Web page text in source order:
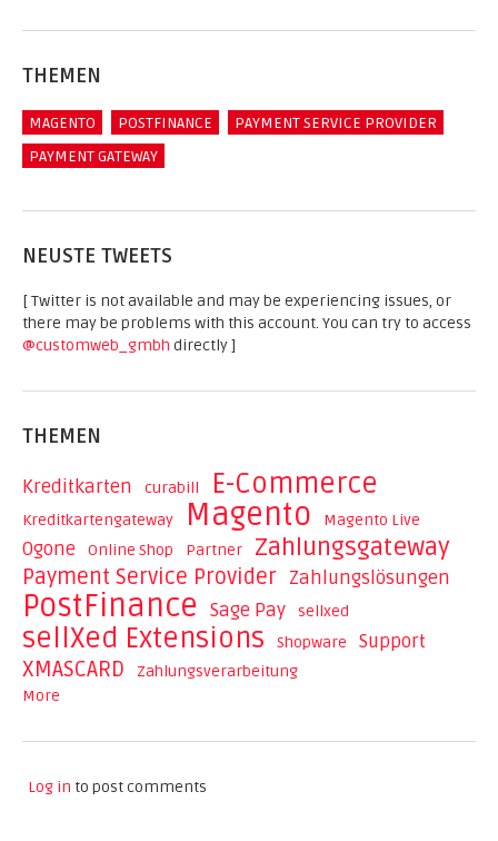
THEMEN
MAGENTO POSTFINANCE
PAYMENT SERVICE PROVIDER
PAYMENT GATEWAY
NEUSTE TWEETS
[ Twitter is not available and may be experiencing issues, or
there may be problems with this account. You can try to access
@customweb_gmbh directly ]
THEMEN
Kreditkarten curabill E-Commerce
Kreditkartengateway Magento Magento Live
Ogone Online Shop Partner Zahlungsgateway
Payment Service Provider Zahlungslösungen
PostFinance Sage Pay sellxed
sellXed Extensions Shopware Support
XMASCARD
Zahlungsverarbeitung
More
Log in to post comments